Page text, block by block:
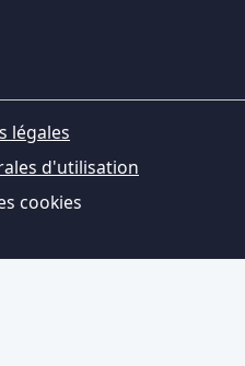
légales
d'utilisation
cookies